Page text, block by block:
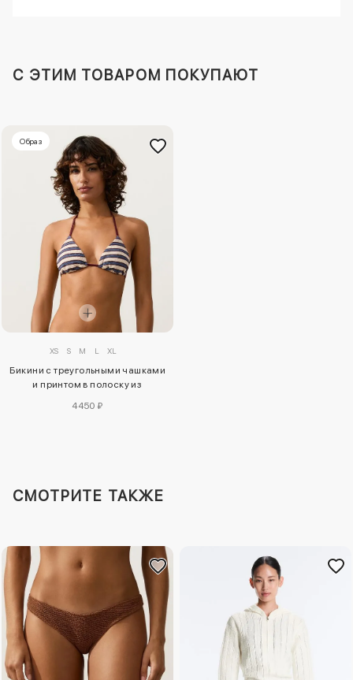
C ЭТИМ ТОВАРОМ ПОКУПАЮТ
Образ
XS S M L XL
Бикини с треугольными чашками
и принтом в полоску из
4450 ₽
СМОТРИТЕ ТАКЖЕ